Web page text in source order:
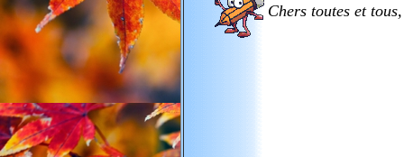
Chers toutes et